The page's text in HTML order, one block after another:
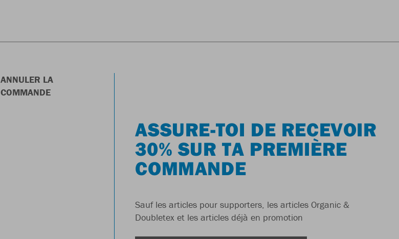
ANNULER LA
COMMANDE
ASSURE-TOI DE RECEVOIR
30% SUR TA PREMIÈRE
COMMANDE
Sauf les articles pour supporters, les articles Organic &
Doubletex et les articles déjà en promotion